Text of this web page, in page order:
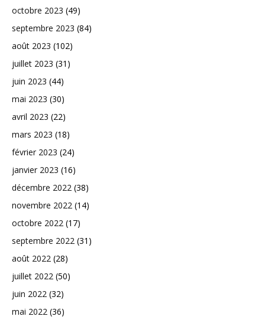
octobre 2023 (49)
septembre 2023 (84)
août 2023 (102)
juillet 2023 (31)
juin 2023 (44)
mai 2023 (30)
avril 2023 (22)
mars 2023 (18)
février 2023 (24)
janvier 2023 (16)
décembre 2022 (38)
novembre 2022 (14)
octobre 2022 (17)
septembre 2022 (31)
août 2022 (28)
juillet 2022 (50)
juin 2022 (32)
mai 2022 (36)